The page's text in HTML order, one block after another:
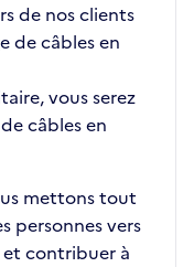
de nos clients
de câbles en
vous serez
câbles en
mettons tout
personnes vers
contribuer à